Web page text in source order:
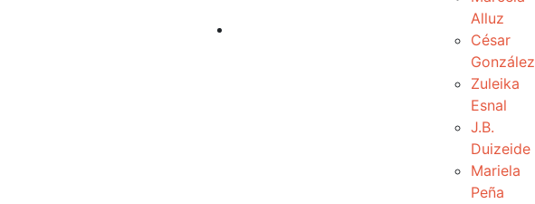
Alluz
César
González
Zuleika
Esnal
J.B.
Duizeide
Mariela
Peña